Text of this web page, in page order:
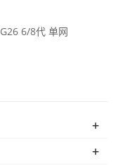
G26 6/8代 单网
+
+